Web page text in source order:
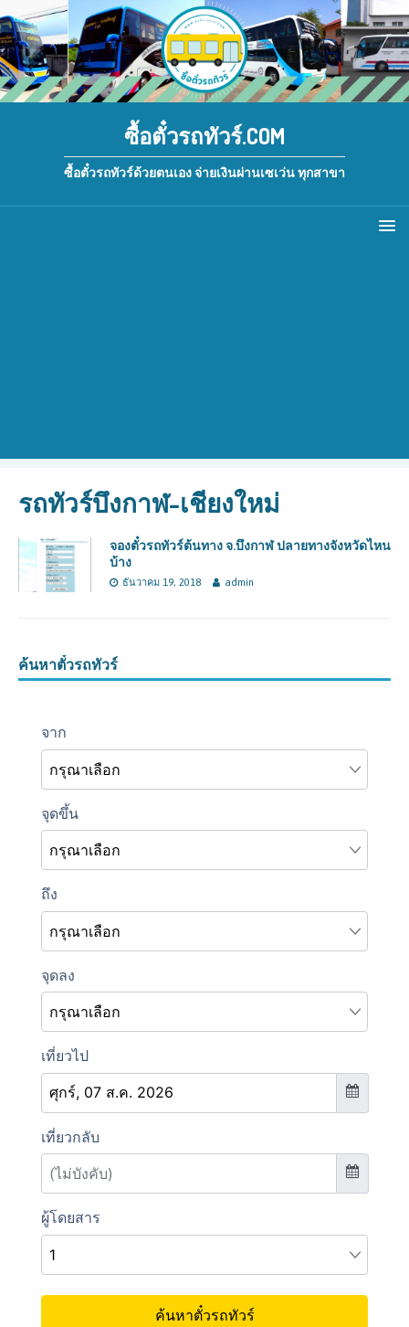
ซื้อตั๋วรถทัวร์.COM
ซื้อตั๋วรถทัวร์ด้วยตนเอง จ่ายเงินผ่านเซเว่น ทุกสาขา
รถทัวร์บึงกาฬ-เชียงใหม่
จองตั๋วรถทัวร์ต้นทาง จ.บึงกาฬ ปลายทางจังหวัดไหน
บ้าง
ธันวาคม 19, 2018 admin
ค้นหาตั๋วรถทัวร์